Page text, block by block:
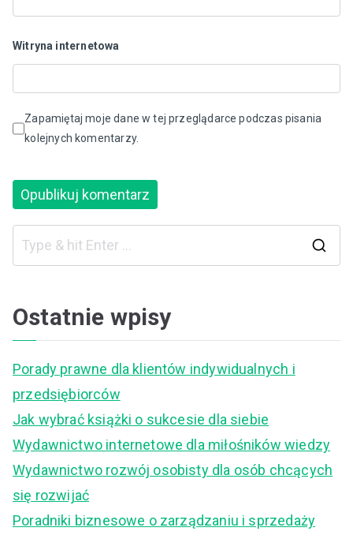
Witryna internetowa
Zapamiętaj moje dane w tej przeglądarce podczas pisania
kolejnych komentarzy.
Ostatnie wpisy
Porady prawne dla klientów indywidualnych i
przedsiębiorców
Jak wybrać książki o sukcesie dla siebie
Wydawnictwo internetowe dla miłośników wiedzy
Wydawnictwo rozwój osobisty dla osób chcących
się rozwijać
Poradniki biznesowe o zarządzaniu i sprzedaży